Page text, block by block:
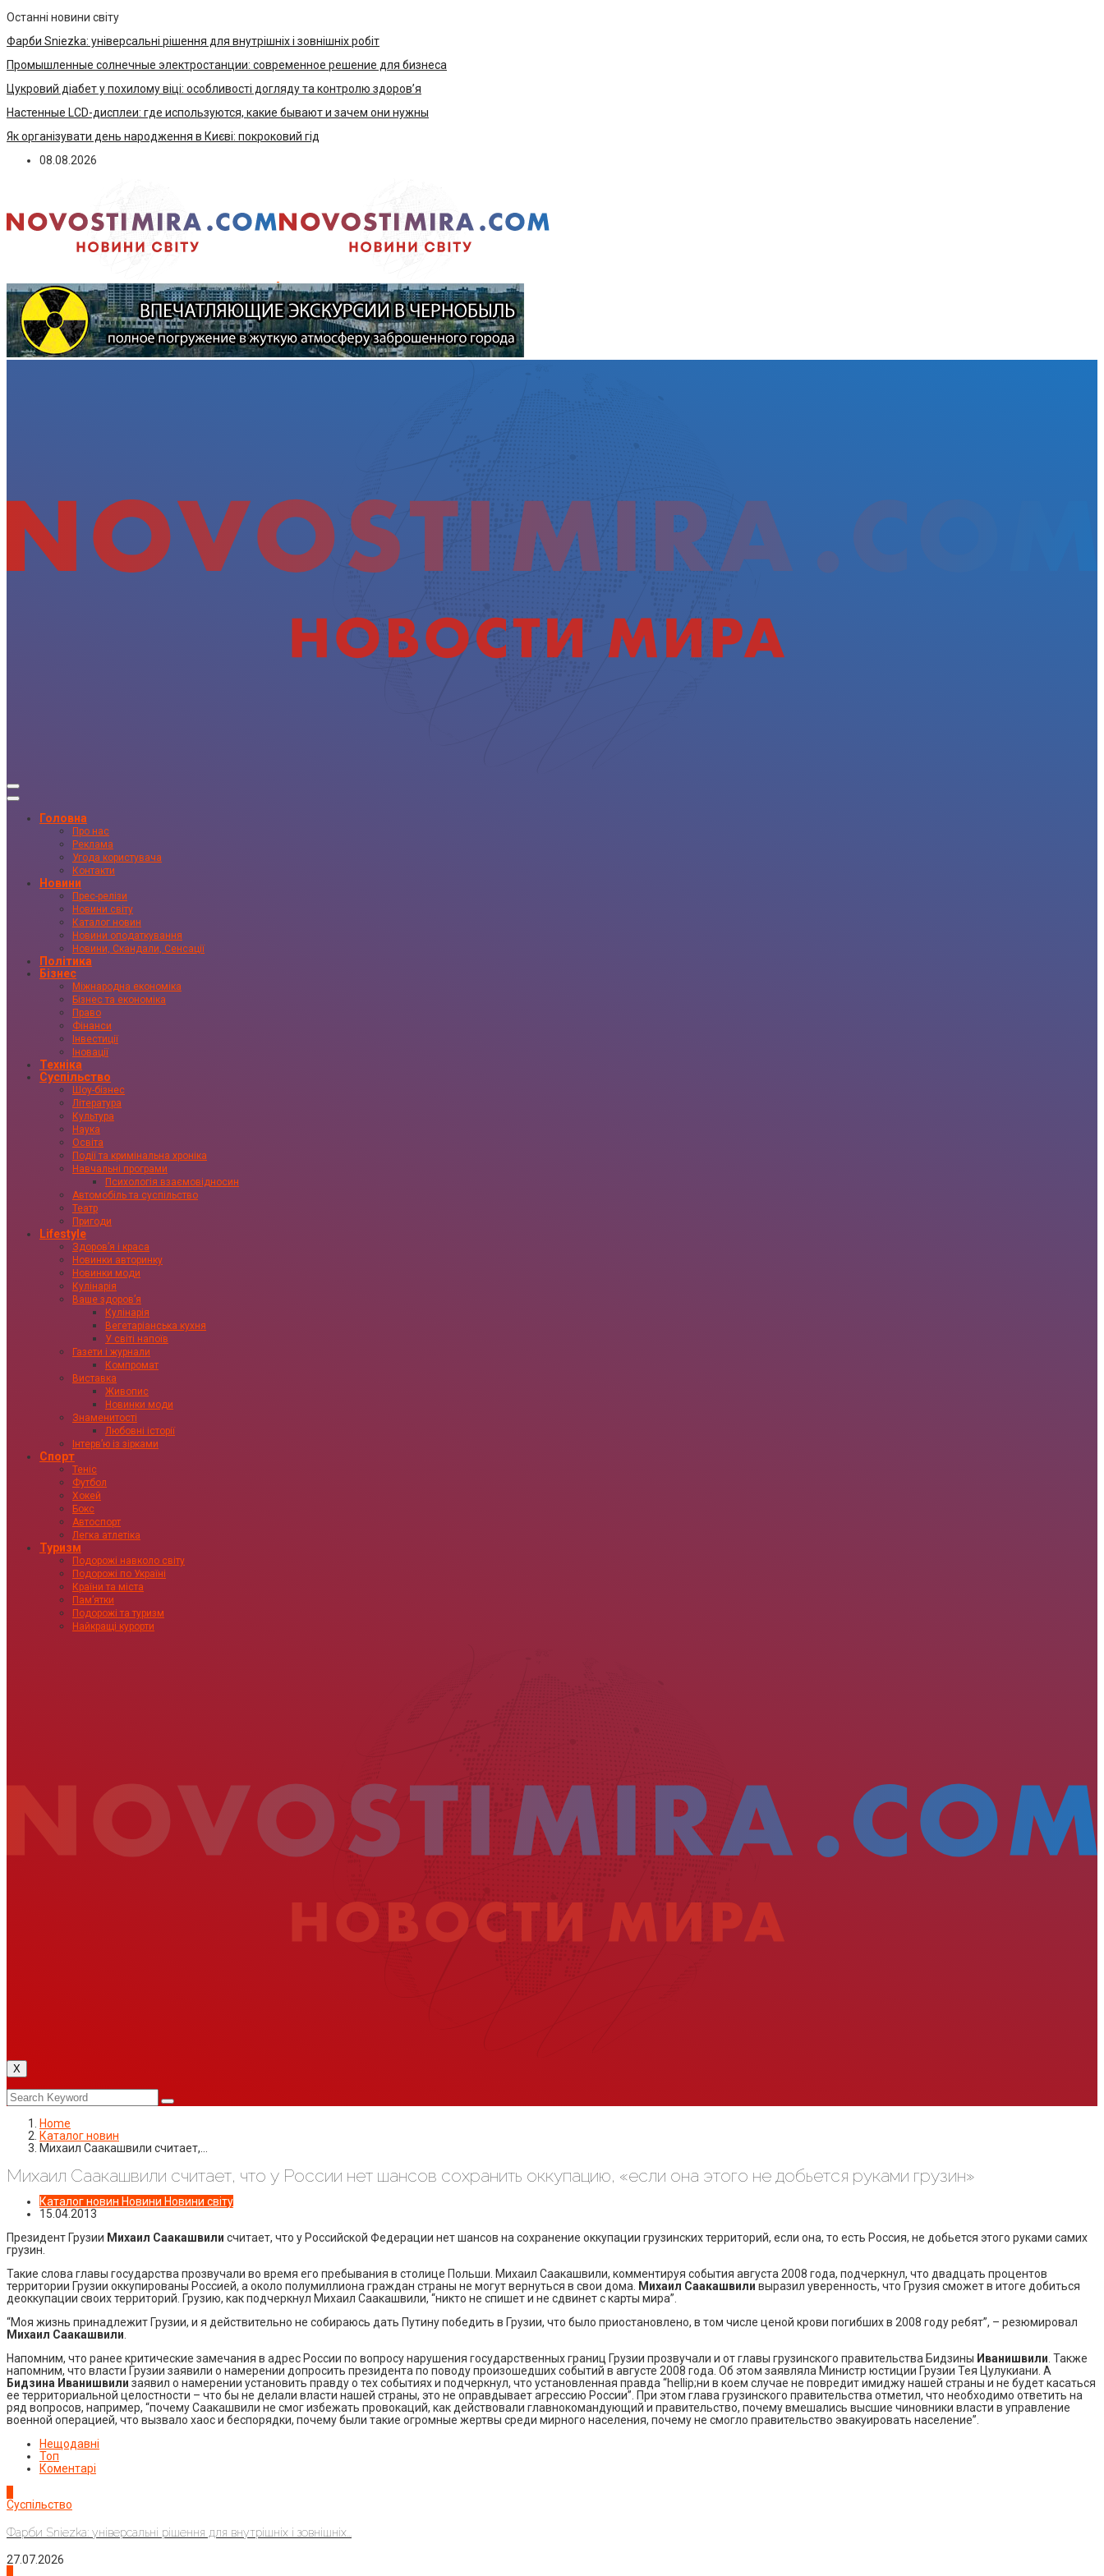
Останні новини світу
Фарби Sniezka: універсальні рішення для внутрішніх і зовнішніх робіт
Промышленные солнечные электростанции: современное решение для бизнеса
Цукровий діабет у похилому віці: особливості догляду та контролю здоров’я
Настенные LCD-дисплеи: где используются, какие бывают и зачем они нужны
Як організувати день народження в Києві: покроковий гід
08.08.2026
Головна
Про нас
Реклама
Угода користувача
Контакти
Новини
Прес-релізи
Новини світу
Каталог новин
Новини оподаткування
Новини, Скандали, Сенсації
Політика
Бізнес
Міжнародна економіка
Бізнес та економіка
Право
Фінанси
Інвестиції
Іновації
Техніка
Суспільство
Шоу-бізнес
Література
Культура
Наука
Освіта
Події та кримінальна хроніка
Навчальні програми
Психологія взаємовідносин
Автомобіль та суспільство
Театр
Пригоди
Lifestyle
Здоровʼя і краса
Новинки авторинку
Новинки моди
Кулінарія
Ваше здоровʼя
Кулінарія
Вегетаріанська кухня
У світі напоїв
Газети і журнали
Компромат
Виставка
Живопис
Новинки моди
Знаменитості
Любовні історії
Інтервʼю із зірками
Спорт
Теніс
Футбол
Хокей
Бокс
Автоспорт
Легка атлетіка
Туризм
Подорожі навколо світу
Подорожі по Україні
Країни та міста
Пам’ятки
Подорожі та туризм
Найкращі курорти
X
Home
Каталог новин
Михаил Саакашвили считает,…
Михаил Саакашвили считает, что у России нет шансов сохранить оккупацию, «если она этого не добьется руками грузин»
Каталог новин Новини Новини світу
15.04.2013
Президент Грузии Михаил Саакашвили считает, что у Российской Федерации нет шансов на сохранение оккупации грузинских территорий, если она, то есть Россия, не добьется этого руками самих
грузин.
Такие слова главы государства прозвучали во время его пребывания в столице Польши. Михаил Саакашвили, комментируя события августа 2008 года, подчеркнул, что двадцать процентов
территории Грузии оккупированы Россией, а около полумиллиона граждан страны не могут вернуться в свои дома.
Михаил Саакашвили выразил уверенность, что Грузия сможет в итоге добиться
деоккупации своих территорий. Грузию, как подчеркнул Михаил Саакашвили, “никто не спишет и не сдвинет с карты мира”.
“Моя жизнь принадлежит Грузии, и я действительно не собираюсь дать Путину победить в Грузии, что было приостановлено, в том числе ценой крови погибших в 2008 году ребят”, – резюмировал
Михаил Саакашвили
Напомним, что ранее критические замечания в адрес России по вопросу нарушения государственных границ Грузии прозвучали и от главы грузинского правительства Бидзины Иванишвили . Также
напомним, что власти Грузии заявили о намерении допросить президента по поводу произошедших событий в августе 2008 года. Об этом заявляла Министр юстиции Грузии Тея Цулукиани. А
Бидзина Иванишвили заявил о намерении установить правду о тех событиях и подчеркнул, что установленная правда “hellip;ни в коем случае не повредит имиджу нашей страны и не будет касаться
ее территориальной целостности – что бы не делали власти нашей страны, это не оправдывает агрессию России”. При этом глава грузинского правительства отметил, что необходимо ответить на
ряд вопросов, например, “почему Саакашвили не смог избежать провокаций, как действовали главнокомандующий и правительство, почему вмешались высшие чиновники власти в управление
военной операцией, что вызвало хаос и беспорядки, почему были такие огромные жертвы среди мирного населения, почему не смогло правительство эвакуировать население”.
Нещодавні
Топ
Коментарі
Суспільство
Фарби Sniezka: універсальні рішення для внутрішніх і зовнішніх...
27.07.2026